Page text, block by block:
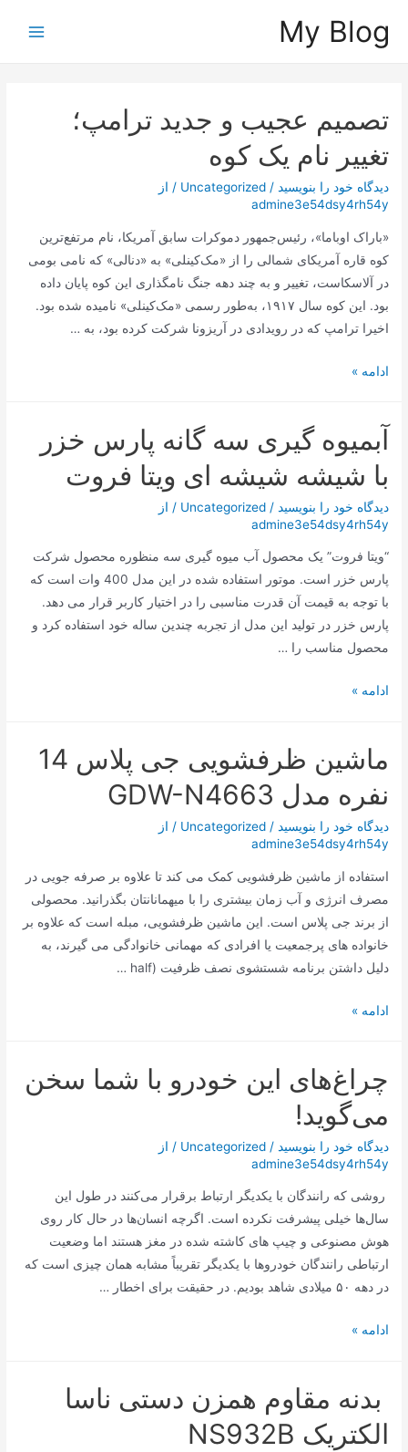
My Blog
تصمیم عجیب و جدید ترامپ؛
تغییر نام یک کوه
دیدگاه‌ خود را بنویسید /
Uncategorized / از
admine3e54dsy4rh54y
«باراک اوباما»، رئیس‌جمهور دموکرات سابق آمریکا، نام مرتفع‌ترین
کوه قاره آمریکای شمالی را از «مک‌کینلی» به «دنالی» که نامی بومی
در آلاسکاست، تغییر و به چند دهه جنگ نامگذاری این کوه پایان داده
بود. این کوه سال ۱۹۱۷، به‌طور رسمی «مک‌کینلی» نامیده شده بود.
اخیرا ترامپ که در رویدادی در آریزونا شرکت کرده بود، به …
تصمیم
جدید
ترامپ؛
تغییر
نام
یک
کوه
ادامه »
آبمیوه گیری سه گانه پارس خزر
با شیشه شیشه ای ویتا فروت
دیدگاه‌ خود را بنویسید /
Uncategorized / از
admine3e54dsy4rh54y
“ویتا فروت” یک محصول آب میوه گیری سه منظوره محصول شرکت
پارس خزر است. موتور استفاده شده در این مدل 400 وات است که
با توجه به قیمت آن قدرت مناسبی را در اختیار کاربر قرار می دهد.
پارس خزر در تولید این مدل از تجربه چندین ساله خود استفاده کرد و
محصول مناسب را …
آبمیوه
گانه
خزر
با
شیشه
شیشه
ویتا
فروت
ادامه »
ماشین ظرفشویی جی پلاس 14
نفره مدل GDW-N4663
دیدگاه‌ خود را بنویسید /
Uncategorized / از
admine3e54dsy4rh54y
استفاده از ماشین ظرفشویی کمک می کند تا علاوه بر صرفه جویی در
مصرف انرژی و آب زمان بیشتری را با میهمانانتان بگذرانید. محصولی
از برند جی پلاس است. این ماشین ظرفشویی، مبله است که علاوه بر
خانواده‌ های پرجمعیت یا افرادی که مهمانی خانوادگی می‌ گیرند، به
دلیل داشتن برنامه شستشوی نصف ظرفیت (half …
ماشین
پلاس
نفره
مدل
GDW-
N4663
ادامه »
چراغ‌های این خودرو با شما سخن
می‌گوید!
دیدگاه‌ خود را بنویسید /
Uncategorized / از
admine3e54dsy4rh54y
روشی که رانندگان با یکدیگر ارتباط برقرار می‌کنند در طول این
سال‌ها خیلی پیشرفت نکرده است. اگرچه انسان‌ها در حال کار روی
هوش مصنوعی و چیپ های کاشته شده در مغز هستند اما وضعیت
ارتباطی رانندگان خودروها با یکدیگر تقریباً مشابه همان چیزی است که
در دهه ۵۰ میلادی شاهد بودیم. در حقیقت برای اخطار …
چراغ‌های
شما
سخن
ادامه »
بدنه مقاوم همزن دستی ناسا
الکتریک NS932B